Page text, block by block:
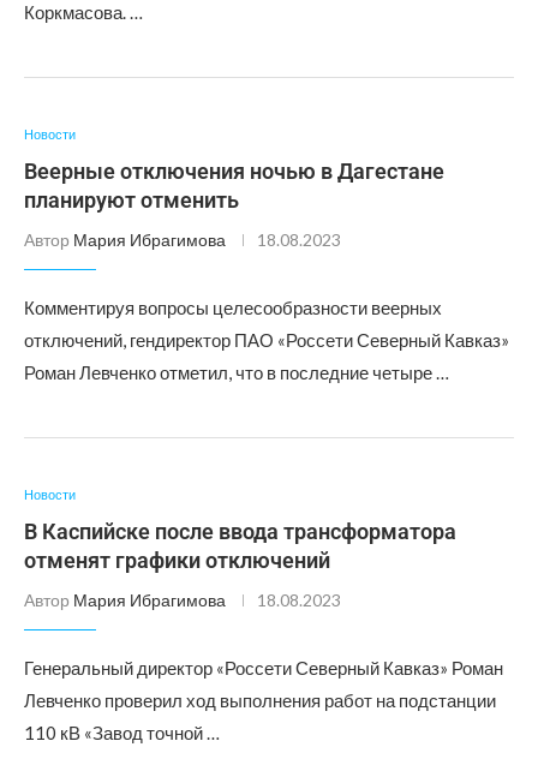
Коркмасова. …
Новости
Веерные отключения ночью в Дагестане
планируют отменить
Автор Мария Ибрагимова 18.08.2023
Комментируя вопросы целесообразности веерных
отключений, гендиректор ПАО «Россети Северный Кавказ»
Роман Левченко отметил, что в последние четыре …
Новости
В Каспийске после ввода трансформатора
отменят графики отключений
Автор Мария Ибрагимова 18.08.2023
Генеральный директор «Россети Северный Кавказ» Роман
Левченко проверил ход выполнения работ на подстанции
110 кВ «Завод точной …